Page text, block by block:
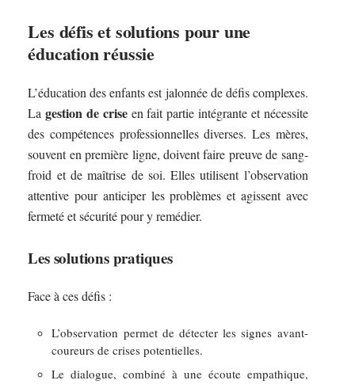
Les défis et solutions pour une
éducation réussie
L’éducation des enfants est jalonnée de défis complexes.
Lagestion de criseen fait partie intégrante et nécessite
des compétences professionnelles diverses. Les mères,
souvent en première ligne, doivent faire preuve de sang-
froid et de maîtrise de soi. Elles utilisent l’observation
attentive pour anticiper les problèmes et agissent avec
fermeté et sécurité pour y remédier.
Les solutions pratiques
Face à ces défis :
L’observation permet de détecter les signes avant-
coureurs de crises potentielles.
Le dialogue, combiné à une écoute empathique,